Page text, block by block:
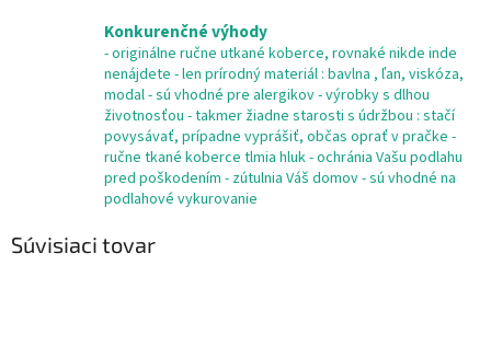
Konkurenčné výhody
- originálne ručne utkané koberce, rovnaké nikde inde
nenájdete - len prírodný materiál : bavlna , ľan, viskóza,
modal - sú vhodné pre alergikov - výrobky s dlhou
životnosťou - takmer žiadne starosti s údržbou : stačí
povysávať, prípadne vyprášiť, občas oprať v pračke -
ručne tkané koberce tlmia hluk - ochránia Vašu podlahu
pred poškodením - zútulnia Váš domov - sú vhodné na
podlahové vykurovanie
Súvisiaci tovar